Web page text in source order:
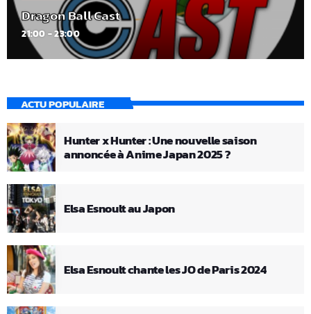
Dragon Ball Cast
21:00 - 23:00
ACTU POPULAIRE
Hunter x Hunter : Une nouvelle saison
annoncée à Anime Japan 2025 ?
Elsa Esnoult au Japon
Elsa Esnoult chante les JO de Paris 2024